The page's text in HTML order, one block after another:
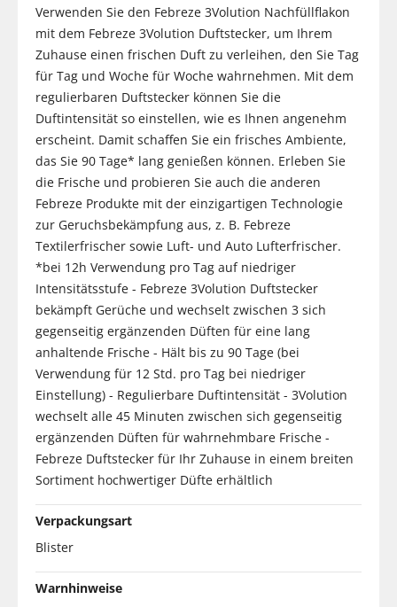
Verwenden Sie den Febreze 3Volution Nachfüllflakon
mit dem Febreze 3Volution Duftstecker, um Ihrem
Zuhause einen frischen Duft zu verleihen, den Sie Tag
für Tag und Woche für Woche wahrnehmen. Mit dem
regulierbaren Duftstecker können Sie die
Duftintensität so einstellen, wie es Ihnen angenehm
erscheint. Damit schaffen Sie ein frisches Ambiente,
das Sie 90 Tage* lang genießen können. Erleben Sie
die Frische und probieren Sie auch die anderen
Febreze Produkte mit der einzigartigen Technologie
zur Geruchsbekämpfung aus, z. B. Febreze
Textilerfrischer sowie Luft- und Auto Lufterfrischer.
*bei 12h Verwendung pro Tag auf niedriger
Intensitätsstufe - Febreze 3Volution Duftstecker
bekämpft Gerüche und wechselt zwischen 3 sich
gegenseitig ergänzenden Düften für eine lang
anhaltende Frische - Hält bis zu 90 Tage (bei
Verwendung für 12 Std. pro Tag bei niedriger
Einstellung) - Regulierbare Duftintensität - 3Volution
wechselt alle 45 Minuten zwischen sich gegenseitig
ergänzenden Düften für wahrnehmbare Frische -
Febreze Duftstecker für Ihr Zuhause in einem breiten
Sortiment hochwertiger Düfte erhältlich
Verpackungsart
Blister
Warnhinweise